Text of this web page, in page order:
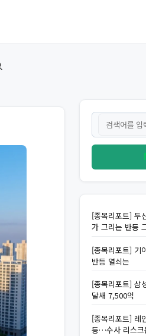
[종목리포트] 두
가 그리는 반등
[종목리포트] 기
반등 열쇠는
[종목리포트] 삼
달새 7,500억
[종목리포트] 레
등…수사 리스크